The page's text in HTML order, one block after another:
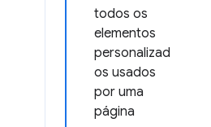
todos os
elementos
personalizad
os usados
por uma
página